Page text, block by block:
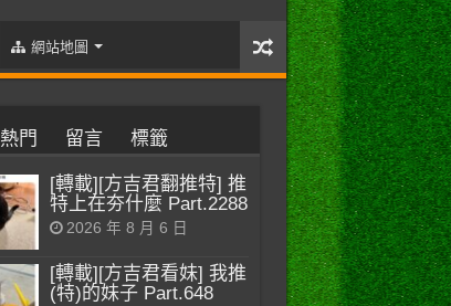
網站地圖
熱門 留言 標籤
[轉載][方吉君翻推特] 推
特上在夯什麼 Part.2288
2026 年 8 月 6 日
[轉載][方吉君看妹] 我推
(特)的妹子 Part.648